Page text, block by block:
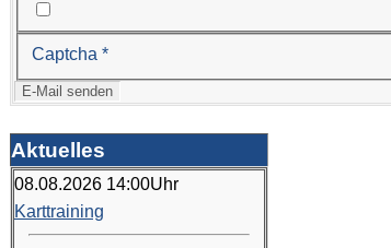
Captcha *
E-Mail senden
Aktuelles
08.08.2026 14:00Uhr
Karttraining